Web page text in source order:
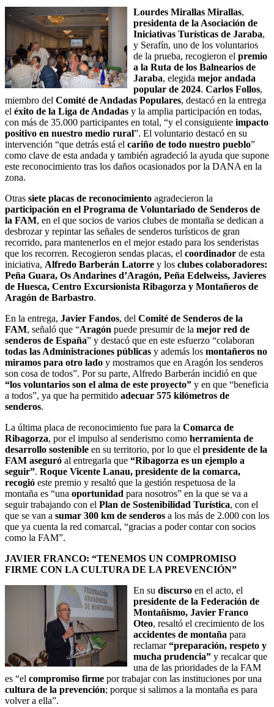
Lourdes Mirallas Mirallas,
presidenta de la Asociación de
Iniciativas Turísticas de Jaraba,
y Serafín, uno de los voluntarios
de la prueba, recogieron el premio
a la Ruta de los Balnearios de
Jaraba, elegida mejor andada
popular de 2024. Carlos Follos,
miembro del Comité de Andadas Populares, destacó en la entrega
el éxito de la Liga de Andadas y la amplia participación en todas,
con más de 35.000 participantes en total, “y el consiguiente impacto
positivo en nuestro medio rural”. El voluntario destacó en su
intervención “que detrás está el cariño de todo nuestro pueblo”
como clave de esta andada y también agradeció la ayuda que supone
este reconocimiento tras los daños ocasionados por la DANA en la
zona.
Otras siete placas de reconocimiento agradecieron la
participación en el Programa de Voluntariado de Senderos de
la FAM, en el que socios de varios clubes de montaña se dedican a
desbrozar y repintar las señales de senderos turísticos de gran
recorrido, para mantenerlos en el mejor estado para los senderistas
que los recorren. Recogieron sendas placas, el coordinador de esta
iniciativa, Alfredo Barberán Latorre y los clubes colaboradores:
Peña Guara, Os Andarines d’Aragón, Peña Edelweiss, Javieres
de Huesca, Centro Excursionista Ribagorza y Montañeros de
Aragón de Barbastro.
En la entrega, Javier Fandos, del Comité de Senderos de la
FAM, señaló que “Aragón puede presumir de la mejor red de
senderos de España” y destacó que en este esfuerzo “colaboran
todas las Administraciones públicas y además los montañeros no
miramos para otro lado y mostramos que en Aragón los senderos
son cosa de todos”. Por su parte, Alfredo Barberán incidió en que
“los voluntarios son el alma de este proyecto” y en que “beneficia
a todos”, ya que ha permitido adecuar 575 kilómetros de
senderos.
La última placa de reconocimiento fue para la Comarca de
Ribagorza, por el impulso al senderismo como herramienta de
desarrollo sostenible en su territorio, por lo que el presidente de la
FAM aseguró al entregarla que “Ribagorza es un ejemplo a
seguir”. Roque Vicente Lanau, presidente de la comarca,
recogió este premio y resaltó que la gestión respetuosa de la
montaña es “una oportunidad para nosotros” en la que se va a
seguir trabajando con el Plan de Sostenibilidad Turística, con el
que se van a sumar 300 km de senderos a los más de 2.000 con los
que ya cuenta la red comarcal, “gracias a poder contar con socios
como la FAM”.
JAVIER FRANCO: “TENEMOS UN COMPROMISO
FIRME CON LA CULTURA DE LA PREVENCIÓN”
En su discurso en el acto, el
presidente de la Federación de
Montañismo, Javier Franco
Oteo, resaltó el crecimiento de los
accidentes de montaña para
reclamar“preparación, respeto y
mucha prudencia” y recalcar que
una de las prioridades de la FAM
es “el compromiso firme por trabajar con las instituciones por una
cultura de la prevención; porque si salimos a la montaña es para
volver a ella”.